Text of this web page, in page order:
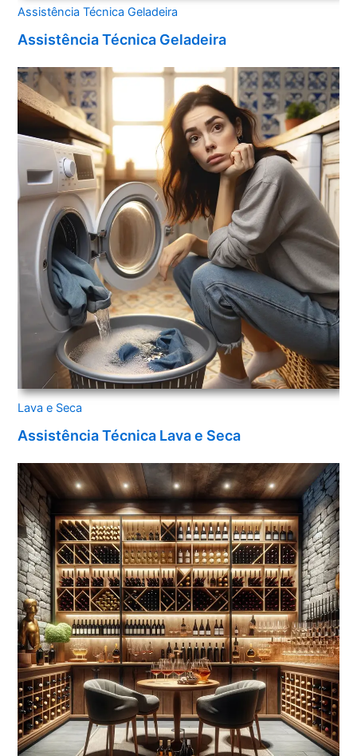
Assistência Técnica Geladeira
Assistência Técnica Geladeira
Lava e Seca
Assistência Técnica Lava e Seca